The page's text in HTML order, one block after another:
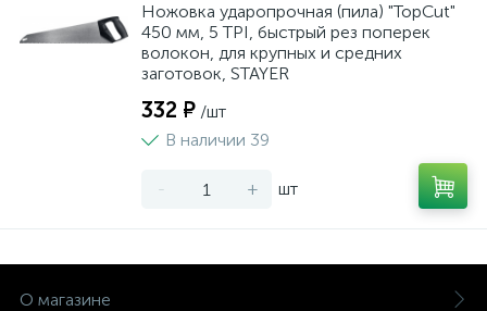
Ножовка ударопрочная (пила) "TopCut"
450 мм, 5 TPI, быстрый рез поперек
волокон, для крупных и средних
заготовок, STAYER
332 ₽ /шт
В наличии 39
- + шт
О магазине